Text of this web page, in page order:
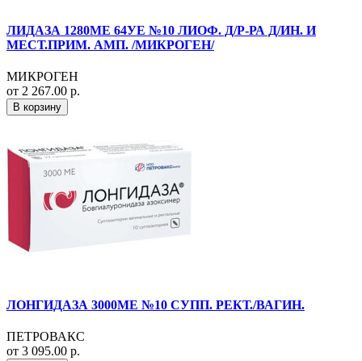
ЛИДАЗА 1280МЕ 64УЕ №10 ЛИОФ. Д/Р-РА Д/ИН. И
МЕСТ.ПРИМ. АМП. /МИКРОГЕН/
МИКРОГЕН
от 2 267.00 р.
В корзину
ЛОНГИДАЗА 3000МЕ №10 СУПП. РЕКТ./ВАГИН.
ПЕТРОВАКС
от 3 095.00 р.